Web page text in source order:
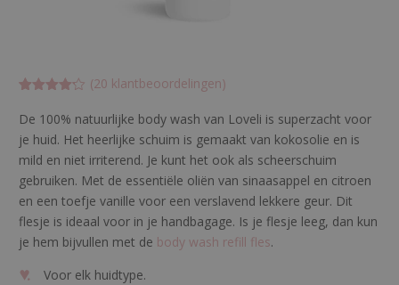
rd 4.15
op 5
gebaseer
d op
klant
waarderin
gen
(20 klantbeoordelingen)
De 100% natuurlijke body wash van Loveli is superzacht voor
je huid. Het heerlijke schuim is gemaakt van kokosolie en is
mild en niet irriterend. Je kunt het ook als scheerschuim
gebruiken. Met de essentiële oliën van sinaasappel en citroen
en een toefje vanille voor een verslavend lekkere geur. Dit
flesje is ideaal voor in je handbagage. Is je flesje leeg, dan kun
je hem bijvullen met de body wash refill fles.
Voor elk huidtype.